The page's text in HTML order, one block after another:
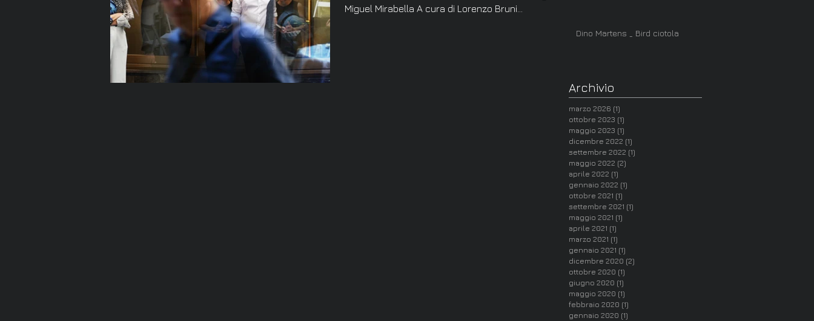
Miguel Mirabella A cura di Lorenzo Bruni...
Dino Martens _ Bird ciotola
Archivio
marzo 2026 (1)
ottobre 2023 (1)
maggio 2023 (1)
dicembre 2022 (1)
settembre 2022 (1)
maggio 2022 (2)
aprile 2022 (1)
gennaio 2022 (1)
ottobre 2021 (1)
settembre 2021 (1)
maggio 2021 (1)
aprile 2021 (1)
marzo 2021 (1)
gennaio 2021 (1)
dicembre 2020 (2)
ottobre 2020 (1)
giugno 2020 (1)
maggio 2020 (1)
febbraio 2020 (1)
gennaio 2020 (1)